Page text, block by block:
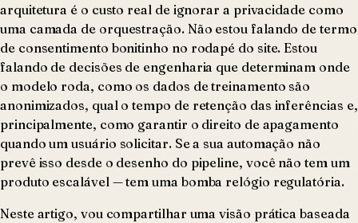
arquitetura é o custo real de ignorar a privacidade como
uma camada de orquestração. Não estou falando de termo
de consentimento bonitinho no rodapé do site. Estou
falando de decisões de engenharia que determinam onde
o modelo roda, como os dados de treinamento são
anonimizados, qual o tempo de retenção das inferências e,
principalmente, como garantir o direito de apagamento
quando um usuário solicitar. Se a sua automação não
prevê isso desde o desenho do pipeline, você não tem um
produto escalável — tem uma bomba relógio regulatória.
Neste artigo, vou compartilhar uma visão prática baseada